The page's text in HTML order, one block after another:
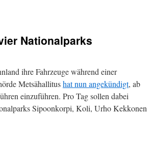
Nationalparks
ihre Fahrzeuge während einer
Metsähallitushat nun angekündigt, ab
einzuführen. Pro Tag sollen dabei
Sipoonkorpi, Koli, Urho Kekkonen